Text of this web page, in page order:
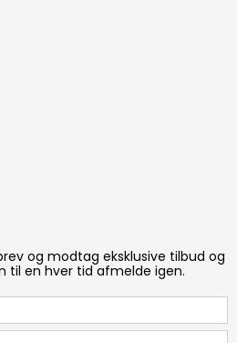
og modtag eksklusive tilbud og
til en hver tid afmelde igen.